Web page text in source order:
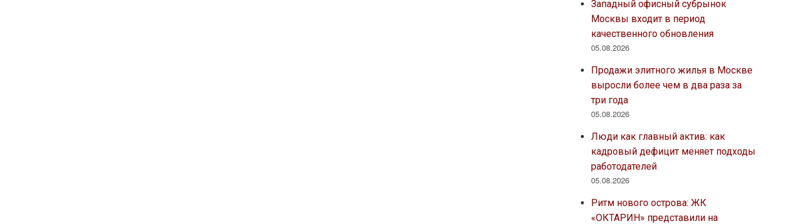
Западный офисный субрынок
Москвы входит в период
качественного обновления
05.08.2026
Продажи элитного жилья в Москве
выросли более чем в два раза за
три года
05.08.2026
Люди как главный актив: как
кадровый дефицит меняет подходы
работодателей
05.08.2026
Ритм нового острова: ЖК
«ОКТАРИН» представили на